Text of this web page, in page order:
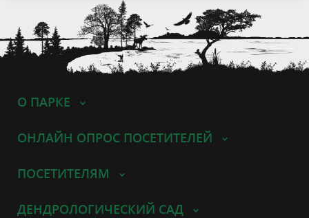
О ПАРКЕ
ОНЛАЙН ОПРОС ПОСЕТИТЕЛЕЙ
ПОСЕТИТЕЛЯМ
ДЕНДРОЛОГИЧЕСКИЙ САД